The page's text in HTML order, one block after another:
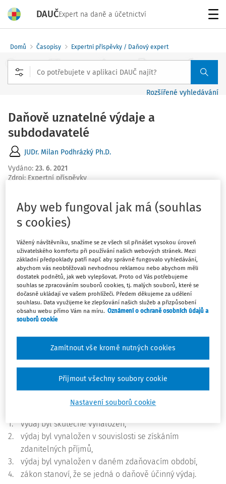
DAUČExpert na daně a účetnictví
Domů Časopisy Expertní příspěvky / Daňový expert
Rozšířené vyhledávání
Daňově uznatelné výdaje a
subdodavatelé
JUDr. Milan Podhrázký Ph.D.
Vydáno: 23. 6. 2021
Zdroj: Expertní příspěvky
Související dokumenty (1)
Podle rozsudku Nejvyššího správního soudu ze dne 11. 2.
2021, čj. 8 Afs 24/2019-44
K předpisům:
§ 24 odst. 1 zákona č. 586/1992 Sb., o daních z příjmů
Dodavatel plnění, za které daňový subjekt uhradil
částku uplatňovanou jako daňově účinný výdaj, může
takovém případě musí být jednoznačně prokázán vztah
mezi deklarovaným dodavatelem a subdodavatelem.
Dané rozhodnutí předně připomíná, že o daňově účinný
výdaj ve smyslu§ 24 odst. 1 zákona o daních z příjmůse
jedná pouze tehdy, jsou-li splněny čtyři podmínky:
1.
výdaj byl skutečně vynaložen,
2.
výdaj byl vynaložen v souvislosti se získáním
zdanitelných příjmů,
3.
výdaj byl vynaložen v daném zdaňovacím období,
4.
zákon stanoví, že se jedná o daňově účinný výdaj.
Aby web fungoval jak má (souhlas
s cookies)
Vážený návštěvníku, snažíme se ze všech sil přinášet vysokou úroveň
uživatelského komfortu při používání našich webových stránek. Mezi
základní předpoklady patří např. aby správně fungovalo vyhledávání,
abychom vás neobtěžovali nevhodnou reklamou nebo abychom měli
dostatek podnětů, jak web vylepšovat. Proto od Vás potřebujeme
souhlas se zpracováním souborů cookies, tj. malých souborů, které se
dočasně ukládají ve vašem prohlížeči. Předem děkujeme za udělení
souhlasu. Data využijeme ke zlepšování našich služeb a přizpůsobení
obsahu webu přímo Vám na míru. Oznámení o ochraně osobních údajů a
souborů cookie
Nastavení souborů cookie
Zamítnout vše kromě nutných cookies
Přijmout všechny soubory cookie